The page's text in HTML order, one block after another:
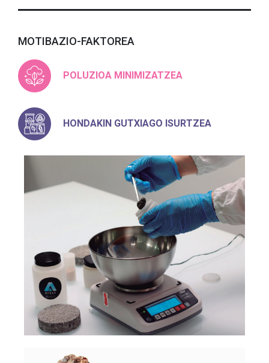
MOTIBAZIO-FAKTOREA
POLUZIOA MINIMIZATZEA
HONDAKIN GUTXIAGO ISURTZEA